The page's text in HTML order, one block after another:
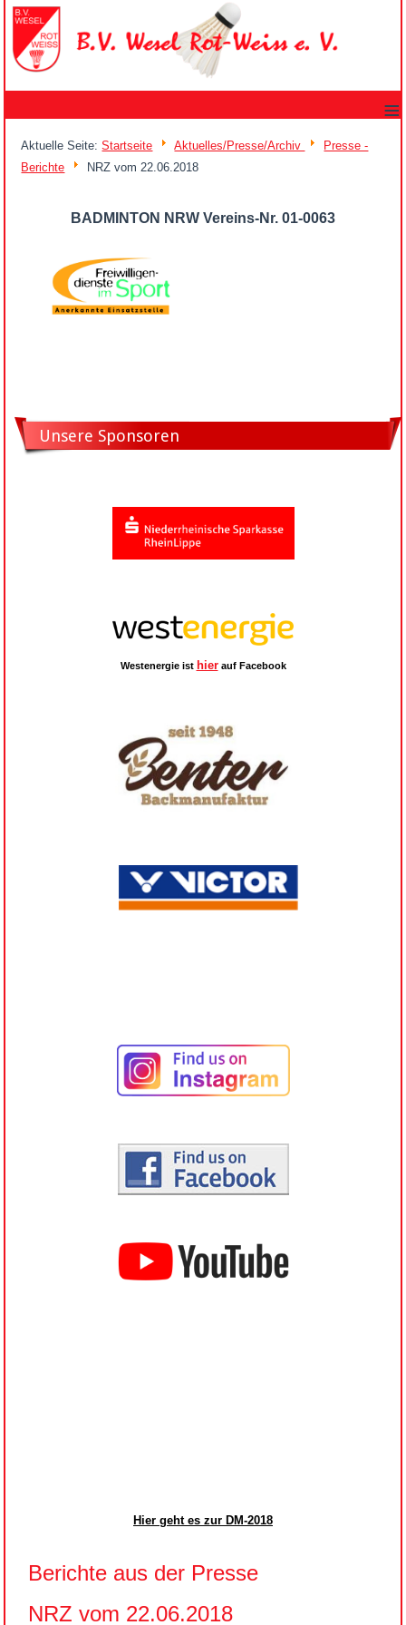
≡
Aktuelle Seite:Startseite Aktuelles/Presse/Archiv
Presse -
Berichte
NRZ vom 22.06.2018
BADMINTON NRW Vereins-Nr. 01-0063
Unsere Sponsoren
Westenergie ist hierauf Facebook
Hier geht es zur DM-2018
Berichte aus der Presse
NRZ vom 22.06.2018